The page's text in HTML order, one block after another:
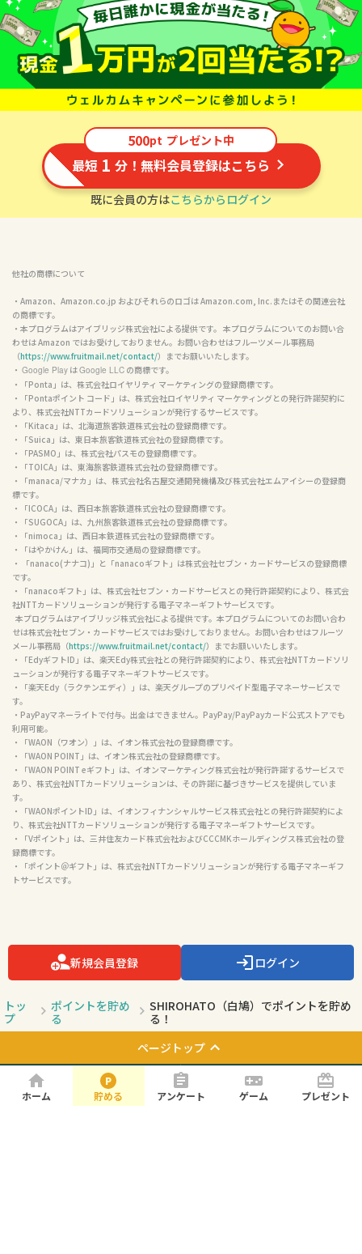
ホーム 貯める アンケート ゲーム プレゼント
500pt プレゼント中
最短 1 分！無料会員登録はこちら
既に会員の方はこちらからログイン
他社の商標について
・Amazon、Amazon.co.jp およびそれらのロゴは Amazon.com, Inc.またはその関連会社
の商標です。
・本プログラムはアイブリッジ株式会社による提供です。 本プログラムについてのお問い合
わせは Amazon ではお受けしておりません。お問い合わせはフルーツメール事務局
（https://www.fruitmail.net/contact/）までお願いいたします。
・ Google Play は Google LLC の商標です。
・「Ponta」は、株式会社ロイヤリティ マーケティングの登録商標です。
・「Pontaポイント コード」は、株式会社ロイヤリティ マーケティングとの発行許諾契約に
より、株式会社NTTカードソリューションが発行するサービスです。
・「Kitaca」は、北海道旅客鉄道株式会社の登録商標です。
・「Suica」は、東日本旅客鉄道株式会社の登録商標です。
・「PASMO」は、株式会社パスモの登録商標です。
・「TOICA」は、東海旅客鉄道株式会社の登録商標です。
・「manaca/マナカ」は、株式会社名古屋交通開発機構及び株式会社エムアイシーの登録商
標です。
・「ICOCA」は、西日本旅客鉄道株式会社の登録商標です。
・「SUGOCA」は、九州旅客鉄道株式会社の登録商標です。
・「nimoca」は、西日本鉄道株式会社の登録商標です。
・「はやかけん」は、福岡市交通局の登録商標です。
・ 「nanaco(ナナコ)」と「nanacoギフト」は株式会社セブン・カードサービスの登録商標
です。
・「nanacoギフト」は、株式会社セブン・カードサービスとの発行許諾契約により、株式会
社NTTカードソリューションが発行する電子マネーギフトサービスです。
せは株式会社セブン・カードサービスではお受けしておりません。お問い合わせはフルーツ
メール事務局（https://www.fruitmail.net/contact/）までお願いいたします。
・「EdyギフトID」は、楽天Edy株式会社との発行許諾契約により、株式会社NTTカードソリ
ューションが発行する電子マネーギフトサービスです。
・「楽天Edy（ラクテンエディ）」は、楽天グループのプリペイド型電子マネーサービスで
す。
・PayPayマネーライトで付与。出金はできません。PayPay/PayPayカード公式ストアでも
利用可能。
・「WAON（ワオン）」は、イオン株式会社の登録商標です。
・「WAON POINT」は、イオン株式会社の登録商標です。
・「WAON POINT eギフト」は、イオンマーケティング株式会社が発行許諾するサービスで
あり、株式会社NTTカードソリューションは、その許諾に基づきサービスを提供していま
す。
・「WAONポイントID」は、イオンフィナンシャルサービス株式会社との発行許諾契約によ
り、株式会社NTTカードソリューションが発行する電子マネーギフトサービスです。
・「Vポイント」は、三井住友カード株式会社およびCCCMKホールディングス株式会社の登
録商標です。
・「ポイント＠ギフト」は、株式会社NTTカードソリューションが発行する電子マネーギフ
トサービスです。
新規会員登録 ログイン
トッ
プ
ポイントを貯め
る
SHIROHATO（白鳩）でポイントを貯め
る！
ページトップ
お知らせ よくある質問